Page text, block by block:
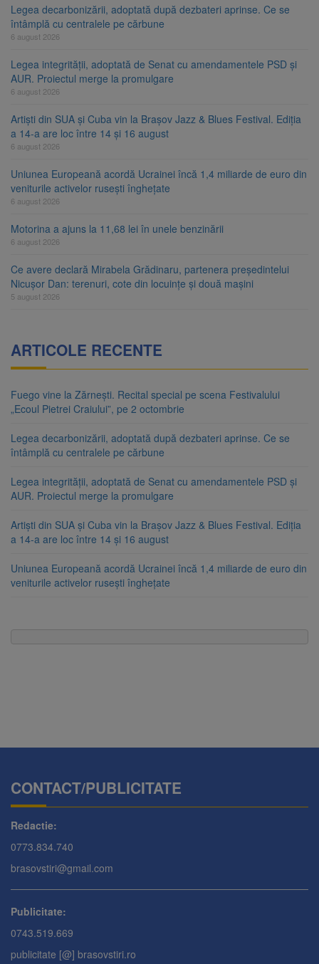
Legea decarbonizării, adoptată după dezbateri aprinse. Ce se
întâmplă cu centralele pe cărbune
6 august 2026
Legea integrității, adoptată de Senat cu amendamentele PSD și
AUR. Proiectul merge la promulgare
6 august 2026
Artiști din SUA și Cuba vin la Brașov Jazz & Blues Festival. Ediția
a 14-a are loc între 14 și 16 august
6 august 2026
Uniunea Europeană acordă Ucrainei încă 1,4 miliarde de euro din
veniturile activelor rusești înghețate
6 august 2026
Motorina a ajuns la 11,68 lei în unele benzinării
6 august 2026
Ce avere declară Mirabela Grădinaru, partenera președintelui
Nicușor Dan: terenuri, cote din locuințe și două mașini
5 august 2026
ARTICOLE RECENTE
Fuego vine la Zărnești. Recital special pe scena Festivalului
„Ecoul Pietrei Craiului”, pe 2 octombrie
Legea decarbonizării, adoptată după dezbateri aprinse. Ce se
întâmplă cu centralele pe cărbune
Legea integrității, adoptată de Senat cu amendamentele PSD și
AUR. Proiectul merge la promulgare
Artiști din SUA și Cuba vin la Brașov Jazz & Blues Festival. Ediția
a 14-a are loc între 14 și 16 august
Uniunea Europeană acordă Ucrainei încă 1,4 miliarde de euro din
veniturile activelor rusești înghețate
CONTACT/PUBLICITATE
Redactie:
0773.834.740
brasovstiri@gmail.com
Publicitate:
0743.519.669
publicitate [@] brasovstiri.ro